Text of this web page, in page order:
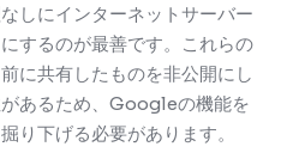
しにインターネットサーバー
するのが最善です。
これらの
に共有したものを非公開にし
あるため、Googleの機能を
り下げる必要があります。